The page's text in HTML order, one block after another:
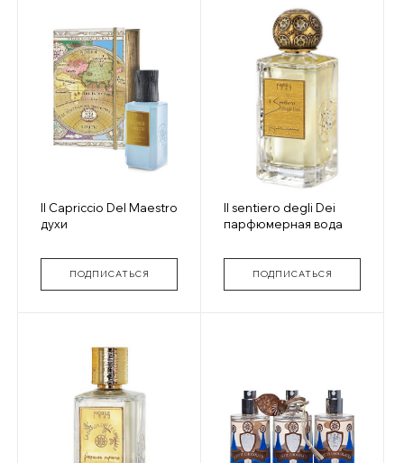
Il Capriccio Del Maestro
духи
ПОДПИСАТЬСЯ
Il sentiero degli Dei
парфюмерная вода
ПОДПИСАТЬСЯ